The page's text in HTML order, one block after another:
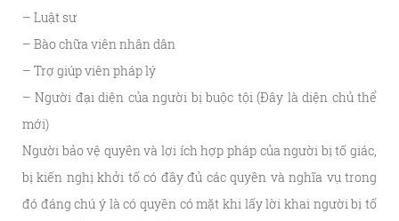
– Luật sư
– Bào chữa viên nhân dân
– Trợ giúp viên pháp lý
– Người đại diện của người bị buộc tội (Đây là diện chủ thể
mới)
Người bảo vệ quyền và lợi ích hợp pháp của người bị tố giác,
bị kiến nghị khởi tố có đầy đủ các quyền và nghĩa vụ trong
đó đáng chú ý là có quyền có mặt khi lấy lời khai người bị tố